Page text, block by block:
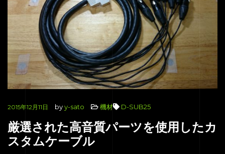
2015年12月11日 byy-sato 機材 D-SUB25
厳選された高音質パーツを使用したカ
スタムケーブル